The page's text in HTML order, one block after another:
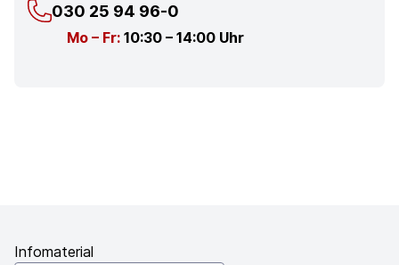
030 25 94 96-0
Mo – Fr: 10:30 – 14:00 Uhr
Infomaterial